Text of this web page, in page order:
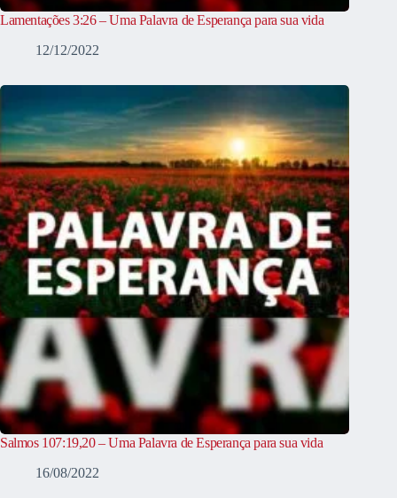
Lamentações 3:26 – Uma Palavra de Esperança para sua vida
12/12/2022
Salmos 107:19,20 – Uma Palavra de Esperança para sua vida
16/08/2022